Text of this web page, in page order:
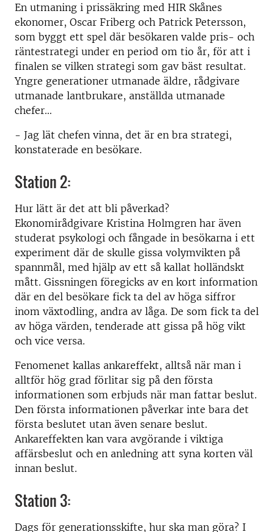
En utmaning i prissäkring med HIR Skånes
ekonomer, Oscar Friberg och Patrick Petersson,
som byggt ett spel där besökaren valde pris- och
räntestrategi under en period om tio år, för att i
finalen se vilken strategi som gav bäst resultat.
Yngre generationer utmanade äldre, rådgivare
utmanade lantbrukare, anställda utmanade
chefer…
- Jag lät chefen vinna, det är en bra strategi,
konstaterade en besökare.
Station 2:
Hur lätt är det att bli påverkad?
Ekonomirådgivare Kristina Holmgren har även
studerat psykologi och fångade in besökarna i ett
experiment där de skulle gissa volymvikten på
spannmål, med hjälp av ett så kallat holländskt
mått. Gissningen föregicks av en kort information
där en del besökare fick ta del av höga siffror
inom växtodling, andra av låga. De som fick ta del
av höga värden, tenderade att gissa på hög vikt
och vice versa.
Fenomenet kallas ankareffekt, alltså när man i
alltför hög grad förlitar sig på den första
informationen som erbjuds när man fattar beslut.
Den första informationen påverkar inte bara det
första beslutet utan även senare beslut.
Ankareffekten kan vara avgörande i viktiga
affärsbeslut och en anledning att syna korten väl
innan beslut.
Station 3:
Dags för generationsskifte, hur ska man göra? I